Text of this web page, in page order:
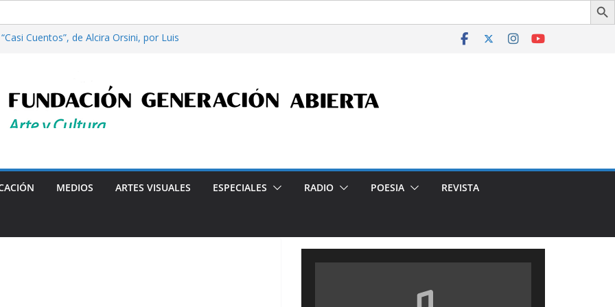
Cuentos”, de Alcira Orsini, por Luis
en Radio: Emisión N° 972, Lunes 03 de
Emisión N°175, Sábado 01 de Agosto de
MEDIOS ARTES VISUALES ESPECIALES RADIO POESIA REVISTA